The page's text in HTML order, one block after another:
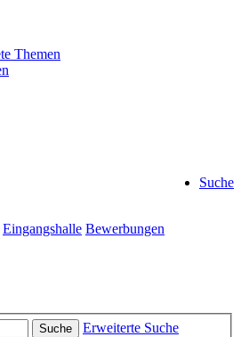
Themen
Suche
Eingangshalle Bewerbungen
Suche
Erweiterte Suche